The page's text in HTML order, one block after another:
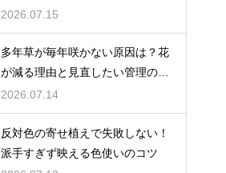
2026.07.15
多年草が毎年咲かない原因は？花
が減る理由と見直したい管理のコ
ツ
2026.07.14
反対色の寄せ植えで失敗しない！
派手すぎず映える色使いのコツ